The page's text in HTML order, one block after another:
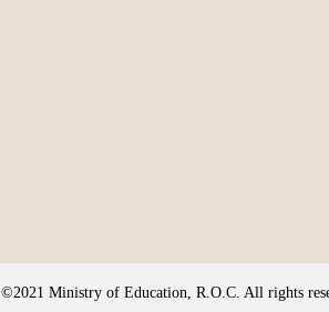
©2021 Ministry of Education, R.O.C. All rights